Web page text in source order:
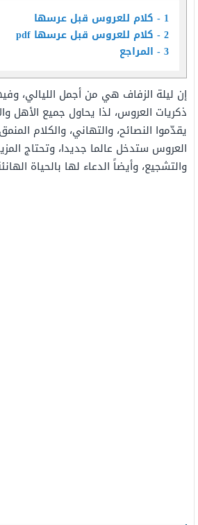
1
كلام للعروس قبل عرسها
2 كلام للعروس قبل عرسها pdf
3 المراجع
إن ليلة الزفاف هي من أجمل الليالي،
ذكريات العروس، لذا يحاول جميع الأهل
يقدّموا النصائح، والتهاني، والكلام
العروس ستدخل عالما جديدا، وتحتاج
والتشجيع، وأيضاً الدعاء لها بالحياة